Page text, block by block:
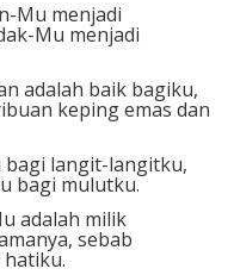
Mu menjadi
Mu menjadi
adalah baik bagiku,
keping emas dan
bagi langit-langitku,
bagi mulutku.
adalah milik
sebab